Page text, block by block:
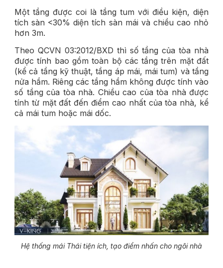
Một tầng được coi là tầng tum với điều kiện, diện
tích sàn <30% diện tích sàn mái và chiều cao nhỏ
hơn 3m.
Theo QCVN 03:2012/BXD thì số tầng của tòa nhà
được tính bao gồm toàn bộ các tầng trên mặt đất
(kể cả tầng kỹ thuật, tầng áp mái, mái tum) và tầng
nửa hầm. Riêng các tầng hầm không được tính vào
số tầng của tòa nhà. Chiều cao của tòa nhà được
tính từ mặt đất đến điểm cao nhất của tòa nhà, kể
cả mái tum hoặc mái dốc.
Hệ thống mái Thái tiện ích, tạo điểm nhấn cho ngôi nhà